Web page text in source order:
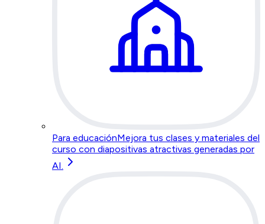
Para educaciónMejora tus clases y materiales del
curso con diapositivas atractivas generadas por
AI.